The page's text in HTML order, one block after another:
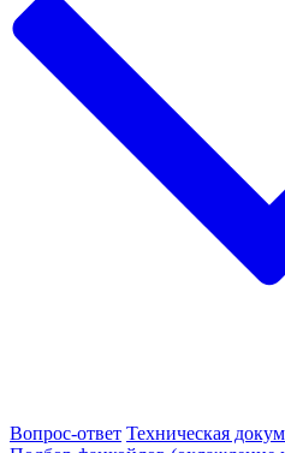
Вопрос-ответ Техническая